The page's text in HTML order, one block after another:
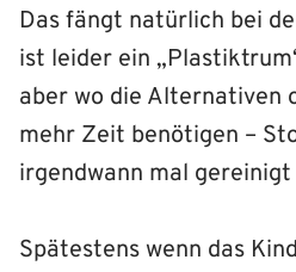
Das fängt natürlich bei
ist leider ein
aber wo die Alternativen
mehr Zeit benötigen –
irgendwann mal gereinigt
Spätestens wenn das